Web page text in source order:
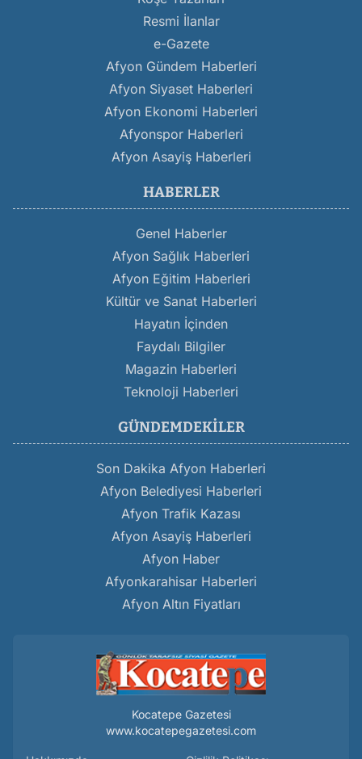
Resmi İlanlar
e-Gazete
Afyon Gündem Haberleri
Afyon Siyaset Haberleri
Afyon Ekonomi Haberleri
Afyonspor Haberleri
Afyon Asayiş Haberleri
HABERLER
Genel Haberler
Afyon Sağlık Haberleri
Afyon Eğitim Haberleri
Kültür ve Sanat Haberleri
Hayatın İçinden
Faydalı Bilgiler
Magazin Haberleri
Teknoloji Haberleri
GÜNDEMDEKILER
Son Dakika Afyon Haberleri
Afyon Belediyesi Haberleri
Afyon Trafik Kazası
Afyon Asayiş Haberleri
Afyon Haber
Afyonkarahisar Haberleri
Afyon Altın Fiyatları
Kocatepe Gazetesi
www.kocatepegazetesi.com